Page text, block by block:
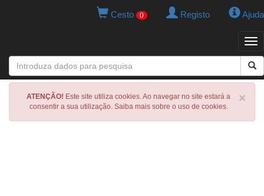
Cesto 0 Registo Ajuda
×
ATENÇÃO! Este site utiliza cookies. Ao navegar no site estará a
consentir a sua utilização. Saiba mais sobre o uso de cookies.